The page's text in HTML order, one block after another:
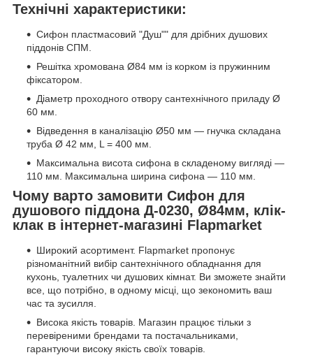
Технічні характеристики:
Сифон пластмасовий "Душ"" для дрібних душових
піддонів СПМ.
Решітка хромована Ø84 мм із корком із пружинним
фіксатором.
Діаметр проходного отвору сантехнічного приладу Ø
60 мм.
Відведення в каналізацію Ø50 мм — гнучка складана
труба Ø 42 мм, L = 400 мм.
Максимальна висота сифона в складеному вигляді —
110 мм. Максимальна ширина сифона — 110 мм.
Чому варто замовити Сифон для
душового піддона Д-0230, Ø84мм, клік-
клак в інтернет-магазині Flapmarket
Широкий асортимент. Flapmarket пропонує
різноманітний вибір сантехнічного обладнання для
кухонь, туалетних чи душових кімнат. Ви зможете знайти
все, що потрібно, в одному місці, що зекономить ваш
час та зусилля.
Висока якість товарів. Магазин працює тільки з
перевіреними брендами та постачальниками,
гарантуючи високу якість своїх товарів.